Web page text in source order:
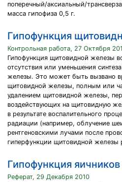
поперечный/аксиальный/
масса гипофиза 0,5 г.
Гипофункция
Контрольная работа, 27 Октября
Гипофункция щитовидной железы
отсутствия или уменьшения
железы. Это может быть вызвано
щитовидной железы, полным или
удалением щитовидной железы,
воздействующих на щитовидную
в результате воспалительного
радиации (например, облучение
рентгеновскими лучами после
гиперфункции щитовидной
Гипофункция яичников
Реферат, 29 Декабря 2010